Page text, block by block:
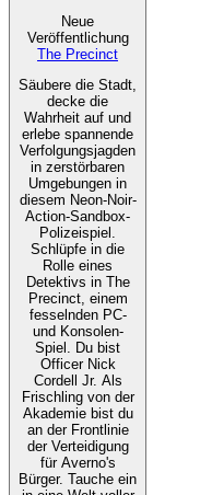
Neue
Veröffentlichung
The Precinct
Säubere die Stadt,
decke die
Wahrheit auf und
erlebe spannende
Verfolgungsjagden
in zerstörbaren
Umgebungen in
diesem Neon-Noir-
Action-Sandbox-
Polizeispiel.
Schlüpfe in die
Rolle eines
Detektivs in The
Precinct, einem
fesselnden PC-
und Konsolen-
Spiel. Du bist
Officer Nick
Cordell Jr. Als
Frischling von der
Akademie bist du
an der Frontlinie
der Verteidigung
für Averno's
Bürger. Tauche ein